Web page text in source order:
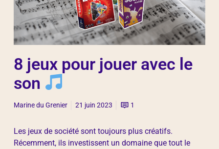
8 jeux pour jouer avec le
son
Marine du Grenier 21 juin 2023 1
Les jeux de société sont toujours plus créatifs.
Récemment, ils investissent un domaine que tout le